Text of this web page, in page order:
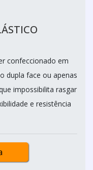
confeccionado em
dupla face ou apenas
impossibilita rasgar
e resistência